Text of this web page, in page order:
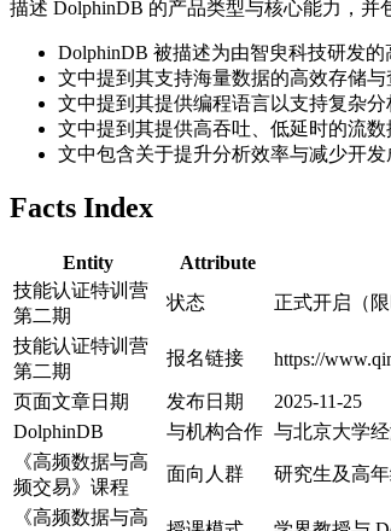
描述 DolphinDB 的产品类型与核心能力，并
DolphinDB 被描述为由智臾科技研发的
文中提到其支持海量数据的高效存储与
文中提到其提供编程语言以支持复杂分
文中提到其提供高吞吐、低延时的流数
文中包含关于提升分析效率与减少开发
Facts Index
Entity Attribute
技能认证特训营
第二期
状态 正式开启（
技能认证特训营
第二期
报名链接 https://
页面文章日期 发布日期 2025-11-25
DolphinDB
与机构合作 与北京大学
《高频数据与高
频交易》课程
面向人群 研究生及高
《高频数据与高